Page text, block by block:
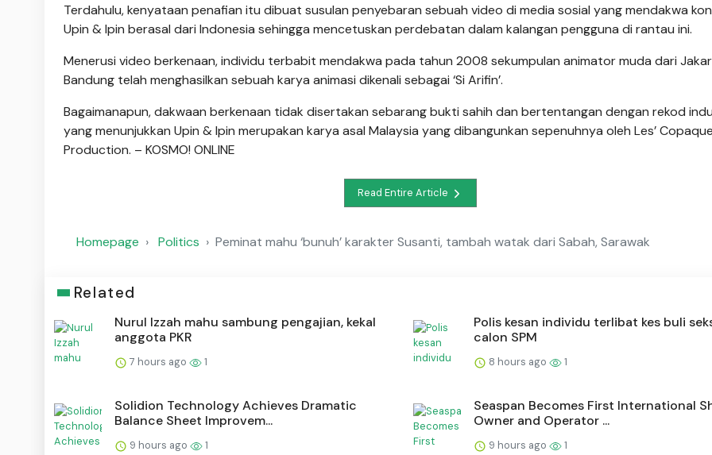
Terdahulu, kenyataan penafian itu dibuat susulan penyebaran sebuah video di media sosial yang mendakwa
Upin & Ipin berasal dari Indonesia sehingga mencetuskan perdebatan dalam kalangan pengguna di rantau ini.
Menerusi video berkenaan, individu terbabit mendakwa pada tahun 2008 sekumpulan animator muda dari
Bandung telah menghasilkan sebuah karya animasi dikenali sebagai ‘Si Arifin’.
Bagaimanapun, dakwaan berkenaan tidak disertakan sebarang bukti sahih dan bertentangan dengan rekod
yang menunjukkan Upin & Ipin merupakan karya asal Malaysia yang dibangunkan sepenuhnya oleh Les’
Production. – KOSMO! ONLINE
Read Entire Article
Homepage Politics Peminat mahu ‘bunuh’ karakter Susanti, tambah watak dari Sabah, Sarawak
Related
Nurul Izzah mahu sambung pengajian, kekal
anggota PKR
7 hours ago 1
Polis kesan individu terlibat kes buli
calon SPM
8 hours ago 1
Solidion Technology Achieves Dramatic
Balance Sheet Improvem...
9 hours ago 1
Seaspan Becomes First International
Owner and Operator ...
9 hours ago 1